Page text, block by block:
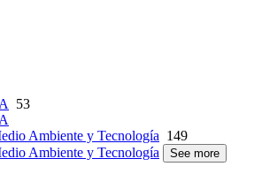
53
Ambiente y Tecnología 149
Ambiente y Tecnología
See more